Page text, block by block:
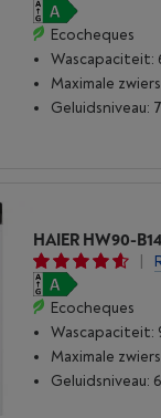
Ecocheques
Wascapaciteit:
Maximale
Geluidsniveau:
HAIER HW90-
Ecocheques
Wascapaciteit:
Maximale
Geluidsniveau: